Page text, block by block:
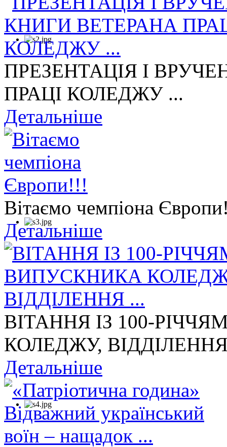
ПРЕЗЕНТАЦІЯ І
ПРАЦІ КОЛЕДЖУ ...
Детальніше
Вітаємо чемпіона
Детальніше
ВІТАННЯ ІЗ 100-
КОЛЕДЖУ,
Детальніше